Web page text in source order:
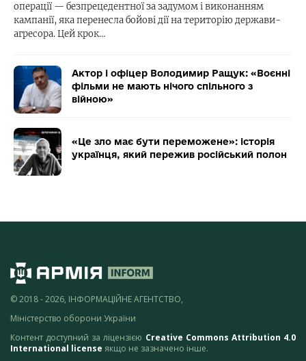
операції — безпрецедентної за задумом і виконанням
кампанії, яка перенесла бойові дії на територію держави-
агресора. Цей крок…
Актор і офіцер Володимир Ращук: «Воєнні
фільми не мають нічого спільного з
війною»
«Це зло має бути переможене»: історія
українця, який пережив російський полон
© 2018 - 2026, ІНФОРМАЦІЙНЕ АГЕНТСТВО,
Міністерство оборони України
Контент доступний за ліцензією Creative Commons Attribution 4.0
International license якщо не зазначено інше.